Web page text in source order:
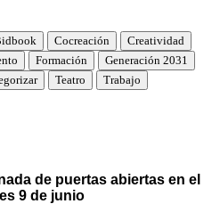
Cocreación
Creatividad
Formación
Generación 2031
Teatro
Trabajo
de puertas abiertas en el
9 de junio